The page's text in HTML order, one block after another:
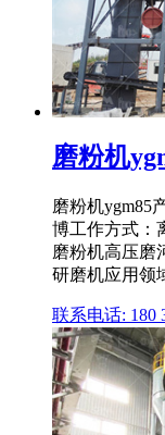
磨粉机
磨粉机ygm85
博工作方式：
磨粉机高压磨
研磨机应用领
联系电话: 180